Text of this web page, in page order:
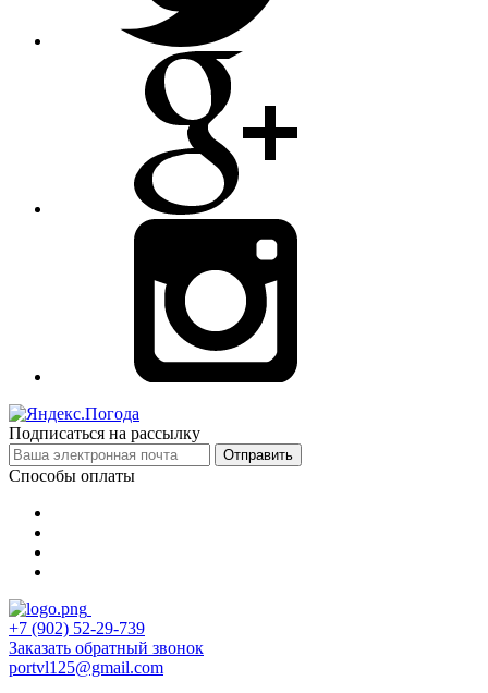
Подписаться на рассылку
Отправить
Способы оплаты
+7 (902) 52-29-739
Заказать обратный звонок
portvl125@gmail.com